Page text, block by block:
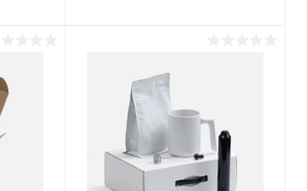
Купить в 1 клик
В избранное В наличии